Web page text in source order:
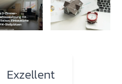
Exzellent